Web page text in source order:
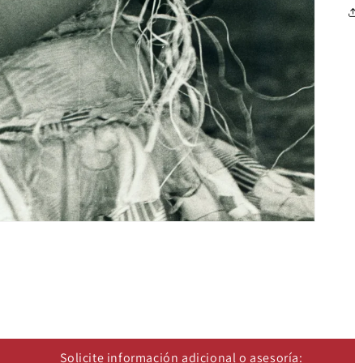
Solicite información adicional o asesoría: